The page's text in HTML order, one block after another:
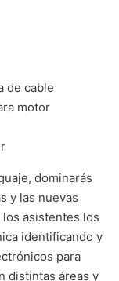
de cable
motor
dominarás
y las nuevas
asistentes los
identificando y
para
distintas áreas y